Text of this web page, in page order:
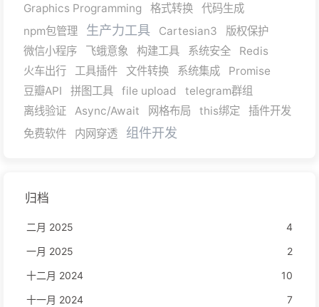
Graphics Programming
格式转换
代码生成
npm包管理
生产力工具 Cartesian3
版权保护
微信小程序
飞蛾意象 构建工具 系统安全
Redis
火车出行
工具插件 文件转换 系统集成
Promise
豆瓣API
拼图工具 file upload
telegram群组
离线验证
Async/Await 网格布局 this绑定
插件开发
免费软件
内网穿透 组件开发
归档
二月 2025
4
一月 2025
2
十二月 2024
10
十一月 2024
7